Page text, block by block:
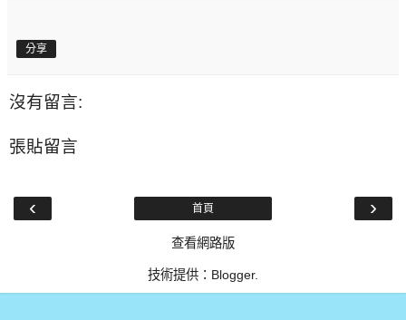
分享
沒有留言:
張貼留言
‹ ›
首頁
查看網路版
技術提供： Blogger.